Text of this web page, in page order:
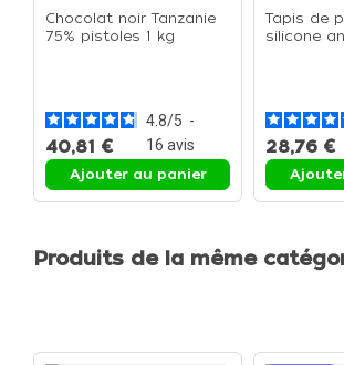
Chocolat noir Tanzanie
75% pistoles 1 kg
4.8/5 -
16 avis
40,81 €
Ajouter au panier
Tapis de
silicone
28,76 €
Produits de la même